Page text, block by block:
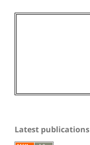
Latest publications